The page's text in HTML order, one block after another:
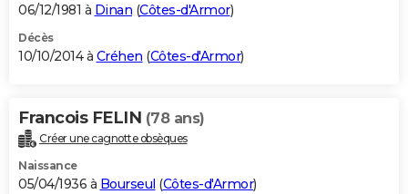
06/12/1981 à Dinan (Côtes-d'Armor)
Décès
10/10/2014 à Créhen (Côtes-d'Armor)
Francois FELIN (78 ans)
Créer une cagnotte obsèques
Naissance
05/04/1936 à Bourseul (Côtes-d'Armor)